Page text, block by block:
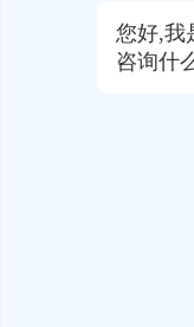
您好,我
咨询什